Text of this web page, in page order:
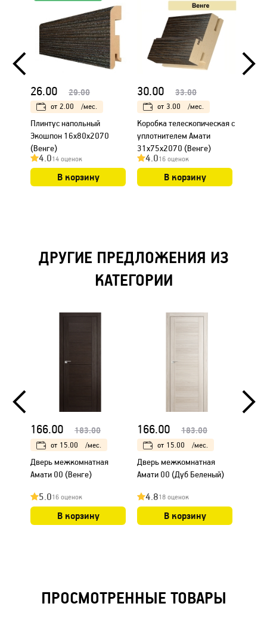
26.00 29.00
от 2.00 /мес.
Плинтус напольный
Экошпон 16х80х2070
(Венге)
4.014 оценок
В корзину
30.00 33.00
от 3.00 /мес.
Коробка телескопическая с
уплотнителем Амати
31х75х2070 (Венге)
4.016 оценок
В корзину
ДРУГИЕ ПРЕДЛОЖЕНИЯ ИЗ
КАТЕГОРИИ
166.00 183.00
от 15.00 /мес.
Дверь межкомнатная
Амати 00 (Венге)
5.016 оценок
В корзину
166.00 183.00
от 15.00 /мес.
Дверь межкомнатная
Амати 00 (Дуб Беленый)
4.818 оценок
В корзину
ПРОСМОТРЕННЫЕ ТОВАРЫ